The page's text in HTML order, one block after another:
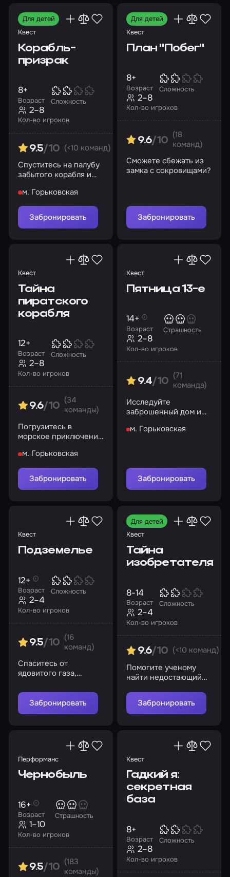
Для детей
Квест
Корабль-
призрак
Возраст
8+
Сложность
Кол-во игроков
2–8
9.5/10 (<10 команд)
Спуститесь на палубу
забытого корабля и
тайны
м. Горьковская
Забронировать
Для детей
Квест
План "Побег"
Возраст
8+
Сложность
Кол-во игроков
2–8
9.6/10
(18
команд)
Сможете сбежать из
замка с сокровищами?
Забронировать
Квест
Тайна
пиратского
корабля
Возраст
12+
Сложность
Кол-во игроков
2–8
9.6/10
(34
команды)
Погрузитесь в
морское приключение
ожившего корабля
м. Горьковская
Забронировать
Квест
Пятница 13-е
Возраст
14+
Страшность
Кол-во игроков
2–8
9.4/10
(71
команда)
Исследуйте
заброшенный дом и
спасению
м. Горьковская
Забронировать
Квест
Подземелье
Возраст
12+
Сложность
Кол-во игроков
2–4
9.5/10
(16
команд)
Спаситесь от
ядовитого газа,
Забронировать
Для детей
Квест
Тайна
изобретателя
Возраст
8-14
Сложность
Кол-во игроков
2–4
9.6/10 (<10 команд)
Помогите ученому
найти недостающий
спасти мир от беды
Забронировать
Перформанс
Чернобыль
Возраст
16+
Страшность
Кол-во игроков
1–10
9.5/10
(183
команды)
Квест
Гадкий я:
секретная
база
Возраст
8+
Сложность
Кол-во игроков
2–8